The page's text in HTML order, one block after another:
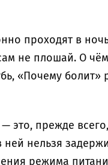
проходят в
не плошай. О
«Почему болит»
это, прежде
нельзя
режима